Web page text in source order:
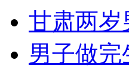
安徽一实载49人客车翻
甘肃两岁
男子做